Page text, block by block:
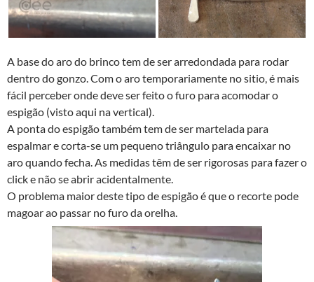
A base do aro do brinco tem de ser arredondada para rodar
dentro do gonzo. Com o aro temporariamente no sitio, é mais
fácil perceber onde deve ser feito o furo para acomodar o
espigão (visto aqui na vertical).
A ponta do espigão também tem de ser martelada para
espalmar e corta-se um pequeno triângulo para encaixar no
aro quando fecha. As medidas têm de ser rigorosas para fazer o
click e não se abrir acidentalmente.
O problema maior deste tipo de espigão é que o recorte pode
magoar ao passar no furo da orelha.